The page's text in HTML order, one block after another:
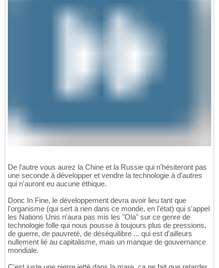
De l'autre vous aurez la Chine et la Russie qui n'hésiteront pas
une seconde à développer et vendre la technologie à d'autres
qui n'auront eu aucune éthique.
Donc In Fine, le développement devra avoir lieu tant que
l'organisme (qui sert à rien dans ce monde, en l'état) qui s'appel
les Nations Unis n'aura pas mis les "Ola" sur ce genre de
technologie folle qui nous pousse à toujours plus de pressions,
de guerre, de pauvreté, de déséquilibre ... qui est d'ailleurs
nullement lié au capitalisme, mais un manque de gouvernance
mondiale.